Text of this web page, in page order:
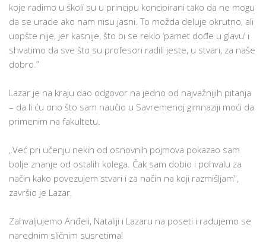
koje radimo u školi su u principu koncipirani tako da ne mogu
da se urade ako nam nisu jasni. To možda deluje okrutno, ali
uopšte nije, jer kasnije, što bi se reklo ’pamet dođe u glavu’ i
shvatimo da sve što su profesori radili jeste, u stvari, za naše
dobro.”
Lazar je na kraju dao odgovor na jedno od najvažnijih pitanja
– da li ću ono što sam naučio u Savremenoj gimnaziji moći da
primenim na fakultetu.
„Već pri učenju nekih od osnovnih pojmova pokazao sam
bolje znanje od ostalih kolega. Čak sam dobio i pohvalu za
način kako povezujem stvari i za način na koji razmišljam”,
završio je Lazar.
Zahvaljujemo Anđeli, Nataliji i Lazaru na poseti i radujemo se
narednim sličnim susretima!